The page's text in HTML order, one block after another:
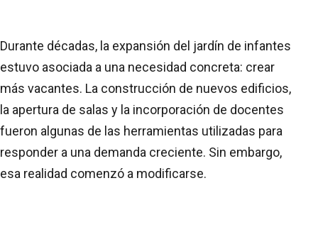
Durante décadas, la expansión del jardín de infantes
estuvo asociada a una necesidad concreta: crear
más vacantes. La construcción de nuevos edificios,
la apertura de salas y la incorporación de docentes
fueron algunas de las herramientas utilizadas para
responder a una demanda creciente. Sin embargo,
esa realidad comenzó a modificarse.